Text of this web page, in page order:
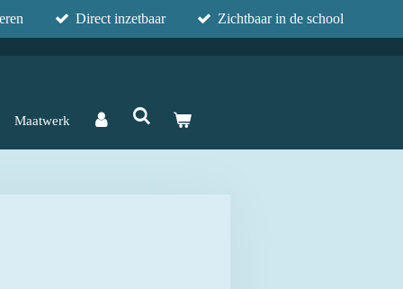
Direct inzetbaar Zichtbaar in de school
Maatwerk